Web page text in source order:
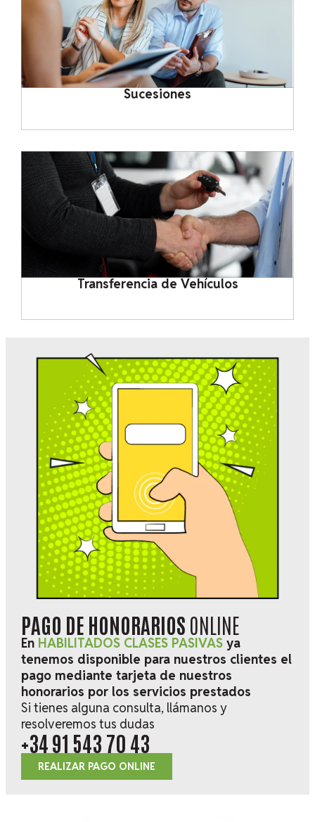
Sucesiones
Transferencia de Vehículos
PAGO DE HONORARIOS ONLINE
En HABILITADOS CLASES PASIVASya
tenemos disponible para nuestros clientes el
pago mediante tarjeta de nuestros
honorarios por los servicios prestados
Si tienes alguna consulta, llámanos y
resolveremos tus dudas
+34 91 543 70 43
REALIZAR PAGO ONLINE